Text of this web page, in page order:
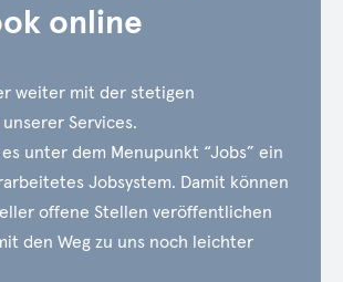
online
weiter mit der stetigen
Services.
unter dem Menupunkt “Jobs” ein
Jobsystem. Damit können
offene Stellen veröffentlichen
den Weg zu uns noch leichter